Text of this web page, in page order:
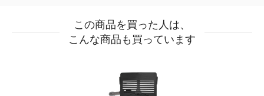
この商品を買った人は、
こんな商品も買っています